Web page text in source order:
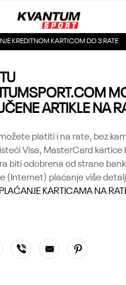
KREDITNOM KARTICOM DO 3 RATE
ARTIKLE NA
platiti i na rate, bez
Visa, MasterCard kartice
biti odobrena od strane
(Internet) plaćanje više
PLAĆANJE KARTICAMA NA